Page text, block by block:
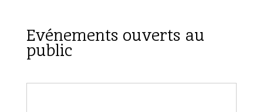
Evénements ouverts au
public